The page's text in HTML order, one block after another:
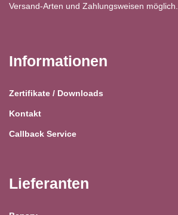
Versand-Arten und Zahlungsweisen möglich.
Informationen
Zertifikate / Downloads
Kontakt
Callback Service
Lieferanten